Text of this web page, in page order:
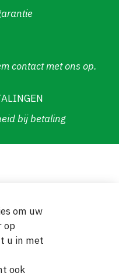
contact met ons op.
bij betaling
om uw
op
u in met
ook